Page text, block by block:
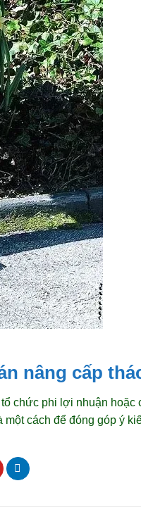
nâng cấp
chức phi lợi nhuận hoặc
cách để đóng góp ý